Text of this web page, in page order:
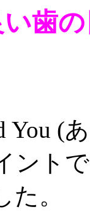
い歯
(
ント
。